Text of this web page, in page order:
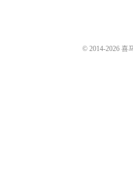
© 2014-2026 喜